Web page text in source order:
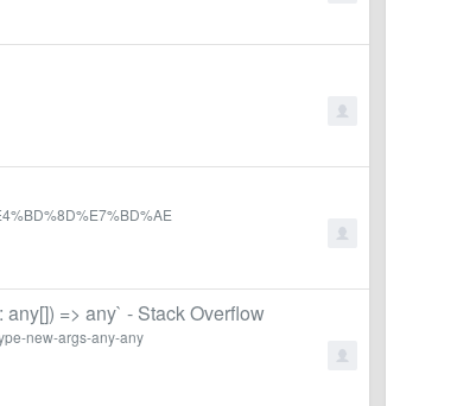
=> any` - Stack Overflow
new-args-any-any